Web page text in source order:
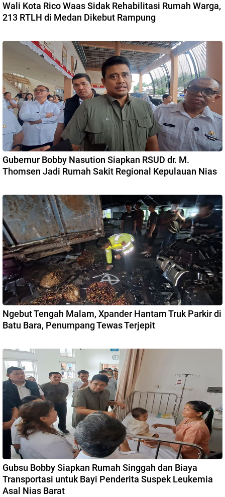
Wali Kota Rico Waas Sidak Rehabilitasi Rumah Warga,
213 RTLH di Medan Dikebut Rampung
Gubernur Bobby Nasution Siapkan RSUD dr. M.
Thomsen Jadi Rumah Sakit Regional Kepulauan Nias
Ngebut Tengah Malam, Xpander Hantam Truk Parkir di
Batu Bara, Penumpang Tewas Terjepit
Gubsu Bobby Siapkan Rumah Singgah dan Biaya
Transportasi untuk Bayi Penderita Suspek Leukemia
Asal Nias Barat